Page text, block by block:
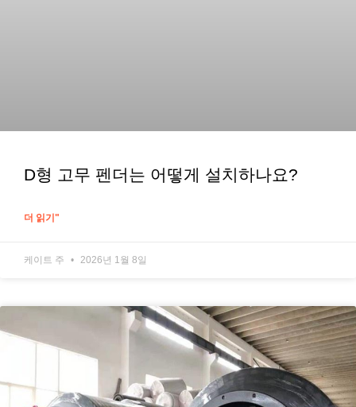
D형 고무 펜더는 어떻게 설치하나요?
더 읽기"
케이트 주 2026년 1월 8일